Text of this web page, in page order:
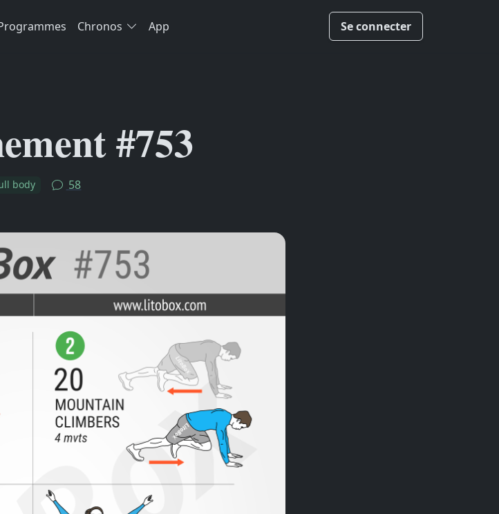
Se connecter
Chronos App
#753
body 58